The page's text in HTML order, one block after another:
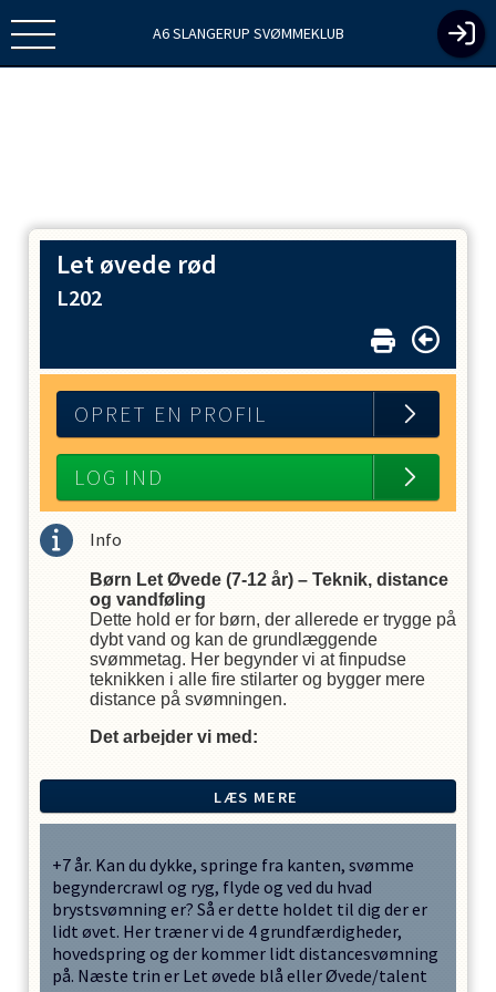
A6 SLANGERUP SVØMMEKLUB
Let øvede rød
L202
OPRET EN PROFIL
LOG IND
Info
Børn Let Øvede (7-12 år) – Teknik, distance
og vandføling
Dette hold er for børn, der allerede er trygge på
dybt vand og kan de grundlæggende
svømmetag. Her begynder vi at finpudse
teknikken i alle fire stilarter og bygger mere
distance på svømningen.
Det arbejder vi med:
vejrtrækning i crawl og rygcrawl samt
indlæring af brystsvømning og butterfly.
vendinger, kolbøtter og flotte
hovedspring fra kanten.
Sikkerhed:Vi lærer elementær
livredning og selvredning, så børnene
kan passe på sig selv og andre.
LÆS MERE
+7 år. Kan du dykke, springe fra kanten, svømme
begyndercrawl og ryg, flyde og ved du hvad
brystsvømning er? Så er dette holdet til dig der er
lidt øvet. Her træner vi de 4 grundfærdigheder,
hovedspring og der kommer lidt distancesvømning
på. Næste trin er Let øvede blå eller Øvede/talent